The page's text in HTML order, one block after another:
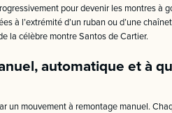
pour devenir les montres à
à l’extrémité d’un ruban ou d’une
la célèbre montre Santos de Cartier.
automatique et à
un mouvement à remontage manuel.